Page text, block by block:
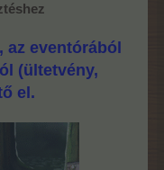
eventórából
(ültetvény,
el.